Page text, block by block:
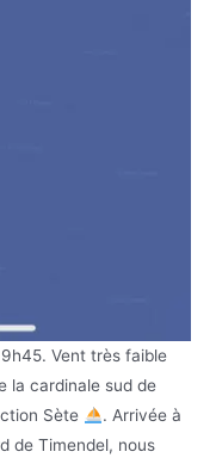
Vent très faible
la cardinale sud de
Sète
. Arrivée à
de Timendel, nous